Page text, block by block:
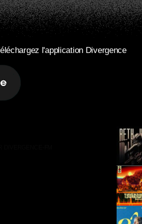
l'application Divergence